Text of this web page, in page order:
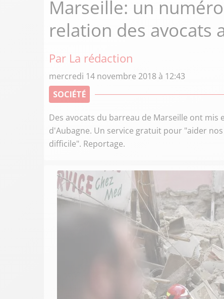
Marseille: un
relation des avocats
Par La rédaction
mercredi 14 novembre 2018 à 12:43
SOCIÉTÉ
Des avocats du barreau de Marseille ont
d'Aubagne. Un service gratuit pour "aider
difficile". Reportage.